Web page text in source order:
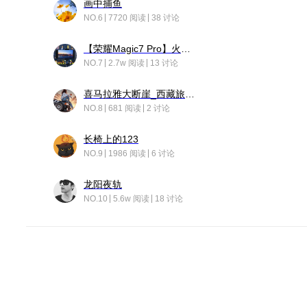
画中捕鱼
NO.6 7720 阅读 38 讨论
NO.7 2.7w 阅读 13 讨论
NO.8 681 阅读 2 讨论
长椅上的123
NO.9 1986 阅读 6 讨论
龙阳夜轨
NO.10 5.6w 阅读 18 讨论